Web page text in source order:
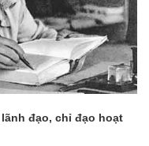
đạo, chỉ đạo hoạt